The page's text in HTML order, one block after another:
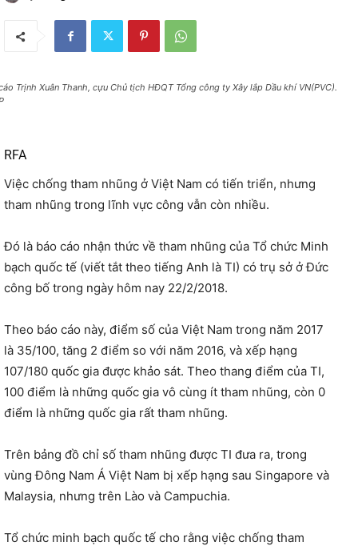
Trịnh Xuân Thanh, cựu Chủ tịch HĐQT Tổng công ty Xây lắp Dầu khí VN(PVC).
RFA
Việc chống tham nhũng ở Việt Nam có tiến triển, nhưng
tham nhũng trong lĩnh vực công vẫn còn nhiều.
Đó là báo cáo nhận thức về tham nhũng của Tổ chức Minh
bạch quốc tế (viết tắt theo tiếng Anh là TI) có trụ sở ở Đức
công bố trong ngày hôm nay 22/2/2018.
Theo báo cáo này, điểm số của Việt Nam trong năm 2017
là 35/100, tăng 2 điểm so với năm 2016, và xếp hạng
107/180 quốc gia được khảo sát. Theo thang điểm của TI,
100 điểm là những quốc gia vô cùng ít tham nhũng, còn 0
điểm là những quốc gia rất tham nhũng.
Trên bảng đồ chỉ số tham nhũng được TI đưa ra, trong
vùng Đông Nam Á Việt Nam bị xếp hạng sau Singapore và
Malaysia, nhưng trên Lào và Campuchia.
Tổ chức minh bạch quốc tế cho rằng việc chống tham